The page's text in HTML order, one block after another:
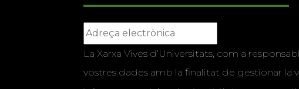
La Xarxa Vives d’Universitats, com a
vostres dades amb la finalitat de gestionar la